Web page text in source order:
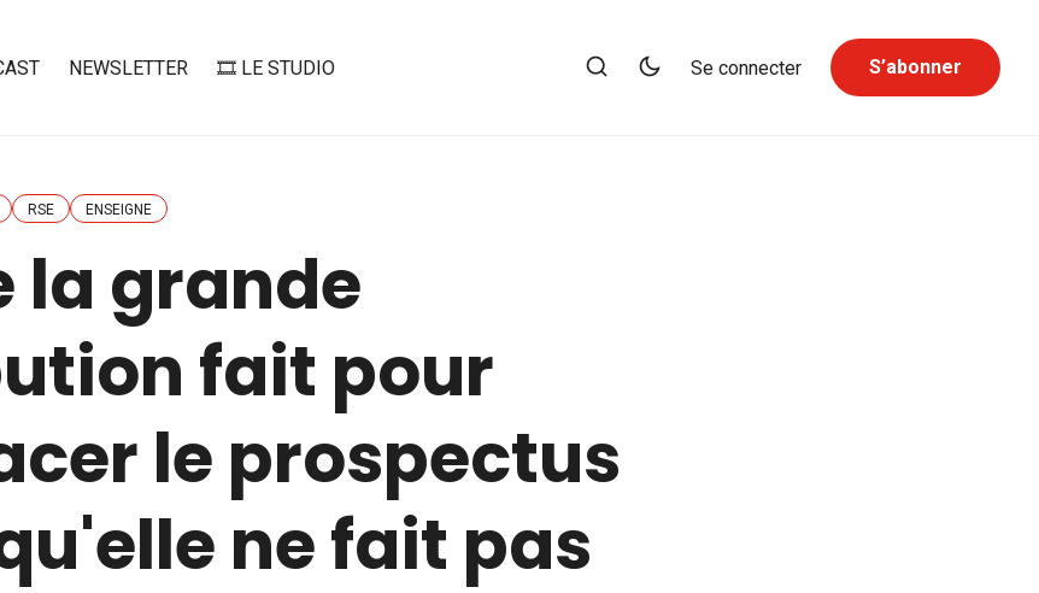
NEWSLETTER 🎞️ LE STUDIO Se connecter S’abonner
RSE ENSEIGNE
la grande
fait pour
le prospectus
ne fait pas